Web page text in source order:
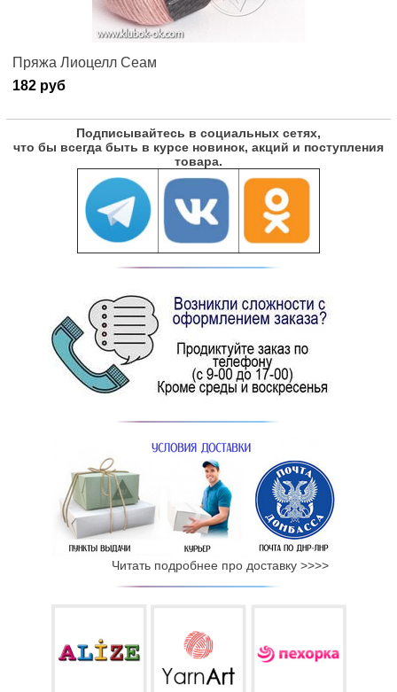
Пряжа Лиоцелл Сеам
182 руб
Подписывайтесь в социальных сетях,
что бы всегда быть в курсе новинок, акций и поступления
товара.
Читать подробнее про доставку >>>>